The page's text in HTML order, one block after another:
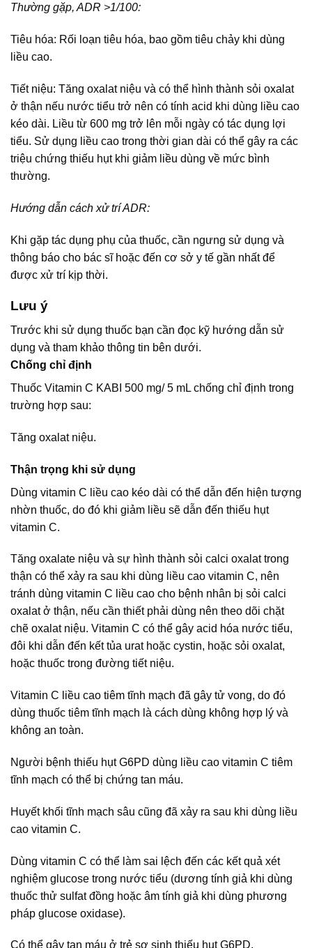
Thường gặp, ADR >1/100:
Tiêu hóa: Rối loạn tiêu hóa, bao gồm tiêu chảy khi dùng
liều cao.
Tiết niệu: Tăng oxalat niệu và có thể hình thành sỏi oxalat
ở thận nếu nước tiểu trở nên có tính acid khi dùng liều cao
kéo dài. Liều từ 600 mg trở lên mỗi ngày có tác dụng lợi
tiểu. Sử dụng liều cao trong thời gian dài có thể gây ra các
triệu chứng thiếu hụt khi giảm liều dùng về mức bình
thường.
Hướng dẫn cách xử trí ADR:
Khi gặp tác dụng phụ của thuốc, cần ngưng sử dụng và
thông báo cho bác sĩ hoặc đến cơ sở y tế gần nhất để
được xử trí kịp thời.
Lưu ý
Trước khi sử dụng thuốc bạn cần đọc kỹ hướng dẫn sử
dụng và tham khảo thông tin bên dưới.
Chống chỉ định
Thuốc Vitamin C KABI 500 mg/ 5 mL chống chỉ định trong
trường hợp sau:
Tăng oxalat niệu.
Thận trọng khi sử dụng
Dùng vitamin C liều cao kéo dài có thể dẫn đến hiện tượng
nhờn thuốc, do đó khi giảm liều sẽ dẫn đến thiếu hụt
vitamin C.
Tăng oxalate niệu và sự hình thành sỏi calci oxalat trong
thận có thể xảy ra sau khi dùng liều cao vitamin C, nên
tránh dùng vitamin C liều cao cho bệnh nhân bị sỏi calci
oxalat ở thận, nếu cần thiết phải dùng nên theo dõi chặt
chẽ oxalat niệu. Vitamin C có thể gây acid hóa nước tiểu,
đôi khi dẫn đến kết tủa urat hoặc cystin, hoặc sỏi oxalat,
hoặc thuốc trong đường tiết niệu.
Vitamin C liều cao tiêm tĩnh mạch đã gây tử vong, do đó
dùng thuốc tiêm tĩnh mạch là cách dùng không hợp lý và
không an toàn.
Người bệnh thiếu hụt G6PD dùng liều cao vitamin C tiêm
tĩnh mạch có thể bị chứng tan máu.
Huyết khối tĩnh mạch sâu cũng đã xảy ra sau khi dùng liều
cao vitamin C.
Dùng vitamin C có thể làm sai lệch đến các kết quả xét
nghiệm glucose trong nước tiểu (dương tính giả khi dùng
thuốc thử sulfat đồng hoặc âm tính giả khi dùng phương
pháp glucose oxidase).
Có thể gây tan máu ở trẻ sơ sinh thiếu hụt G6PD.